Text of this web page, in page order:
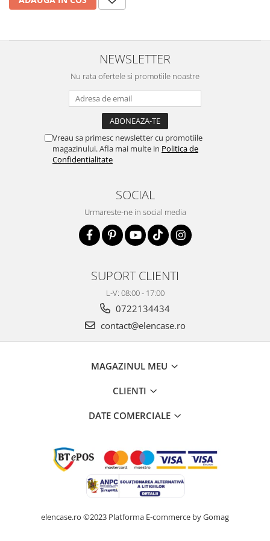
NEWSLETTER
Nu rata ofertele si promotiile noastre
Vreau sa primesc newsletter cu promotiile
magazinului. Afla mai multe in Politica de
Confidentialitate
SOCIAL
Urmareste-ne in social media
SUPORT CLIENTI
L-V: 08:00 - 17:00
0722134434
contact@elencase.ro
MAGAZINUL MEU
CLIENTI
DATE COMERCIALE
elencase.ro ©2023 Platforma E-commerce by Gomag